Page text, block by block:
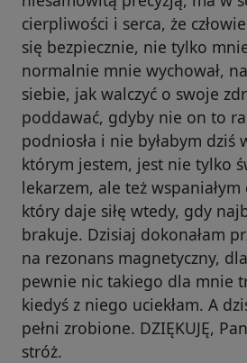
cierpliwości i serca, że
się bezpiecznie, nie tylko
normalnie mnie wychował,
siebie, jak walczyć o swoje
poddawać, gdyby nie on to
podniosła i nie byłabym dziś
którym jestem, jest nie tylko
lekarzem, ale też wspaniałym
który daje siłę wtedy, gdy
brakuje. Dzisiaj dokonałam
na rezonans magnetyczny,
pewnie nic takiego dla mnie
kiedyś z niego uciekłam. A
pełni zrobione. DZIĘKUJĘ,
stróż.